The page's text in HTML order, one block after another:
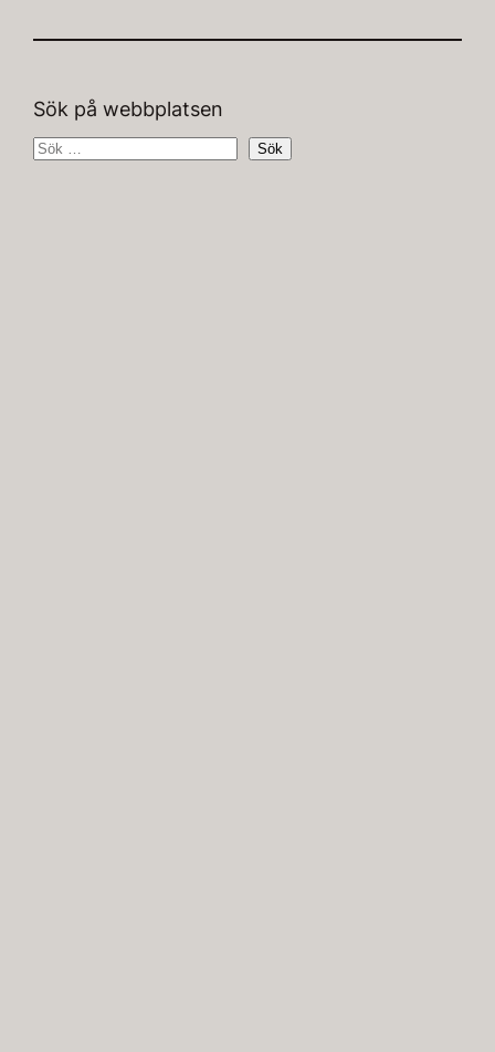
Sök på webbplatsen
S
Sök